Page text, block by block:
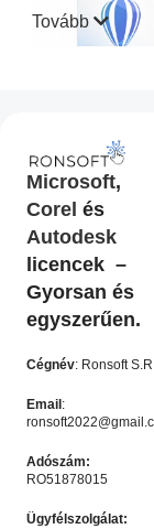
CorelDraw
I
Corel Licenc
termék
Ft19,990.00 Ft
KOSÁRBA
Tovább
Microsoft,
Corel és
Autodesk
licencek –
Gyorsan és
egyszerűen.
Cégnév: Ronsoft
Email :
Adószám:
RO51878015
Ügyfélszolgálat: